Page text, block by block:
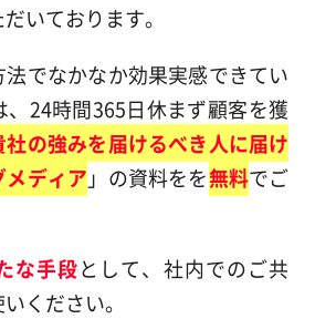
いております。
法でなかなか効果実感できてい
、24時間365日休まず顧客を獲
社の強みを届けるべき人に届け
メディア 」の資料をを無料でご
な手段として、社内でのご共
ください。